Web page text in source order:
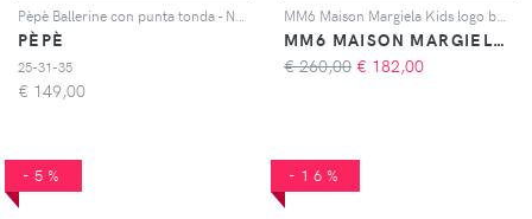
PÈPÈ
25-31-35
€ 149,00
MM6 MAISON MARGIELA KIDS
€ 260,00 € 182,00
-5% -16%